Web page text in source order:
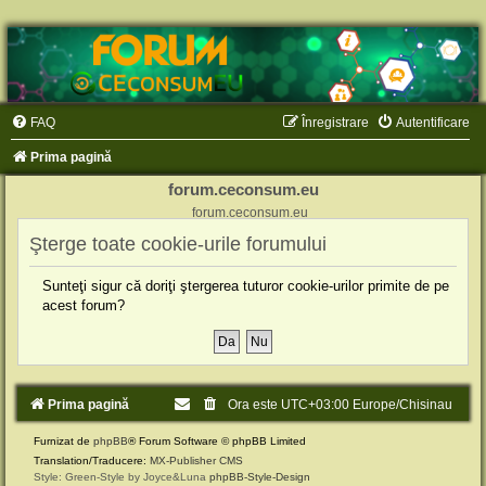
FAQ Autentificare
Înregistrare
Prima pagină
forum.ceconsum.eu
forum.ceconsum.eu
Şterge toate cookie-urile forumului
Sunteţi sigur că doriţi ştergerea tuturor cookie-urilor primite de pe
acest forum?
Prima pagină Ora este UTC+03:00 Europe/Chisinau
Furnizat de phpBB® Forum Software © phpBB Limited
Translation/Traducere: MX-Publisher CMS
Style: Green-Style by Joyce&Luna phpBB-Style-Design